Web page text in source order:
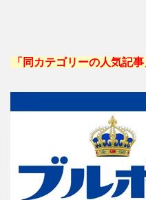
「同カテゴリーの人気記